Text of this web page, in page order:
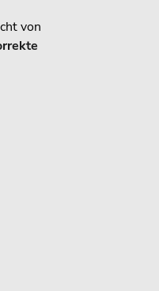
von